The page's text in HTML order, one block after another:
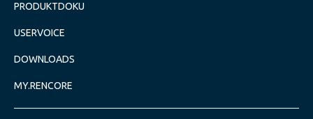
PRODUKTDOKU
USERVOICE
DOWNLOADS
MY.RENCORE